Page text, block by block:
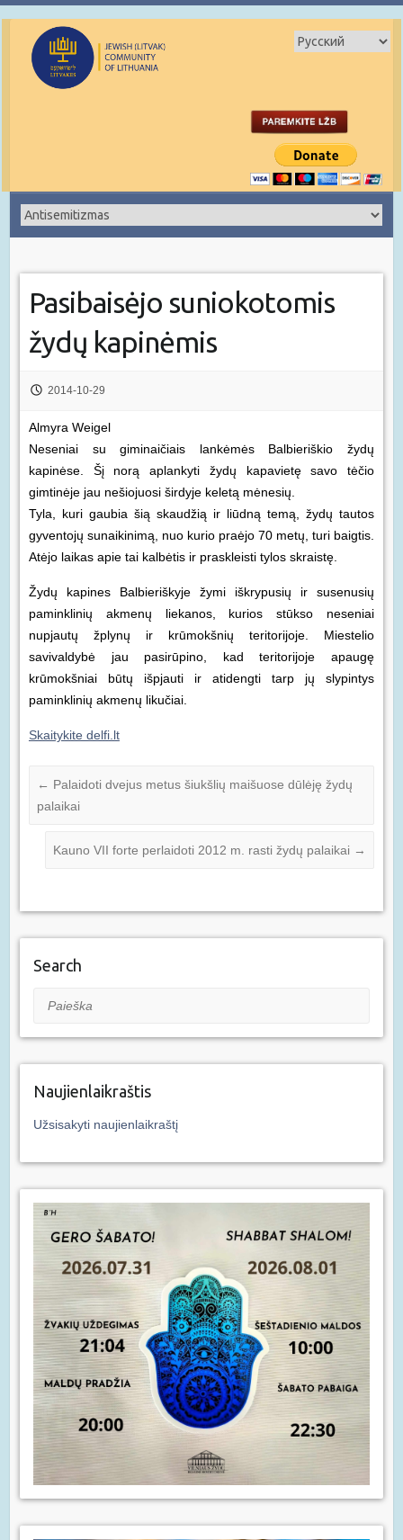
Pasibaisėjo suniokotomis
žydų kapinėmis
2014-10-29
Almyra Weigel
Neseniai su giminaičiais lankėmės Balbieriškio žydų
kapinėse. Šį norą aplankyti žydų kapavietę savo tėčio
gimtinėje jau nešiojuosi širdyje keletą mėnesių.
Tyla, kuri gaubia šią skaudžią ir liūdną temą, žydų tautos
gyventojų sunaikinimą, nuo kurio praėjo 70 metų, turi baigtis.
Atėjo laikas apie tai kalbėtis ir praskleisti tylos skraistę.
Žydų kapines Balbieriškyje žymi iškrypusių ir susenusių
paminklinių akmenų liekanos, kurios stūkso neseniai
nupjautų žplynų ir krūmokšnių teritorijoje. Miestelio
savivaldybė jau pasirūpino, kad teritorijoje apaugę
krūmokšniai būtų išpjauti ir atidengti tarp jų slypintys
paminklinių akmenų likučiai.
Skaitykite delfi.lt
← Palaidoti dvejus metus šiukšlių maišuose dūlėję žydų
palaikai
Kauno VII forte perlaidoti 2012 m. rasti žydų palaikai →
Search
Paieška
Naujienlaikraštis
Užsisakyti naujienlaikraštį